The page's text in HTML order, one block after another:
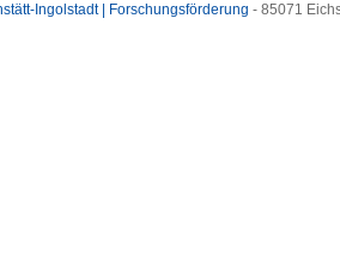
Ingolstadt | Forschungsförderung - 85071